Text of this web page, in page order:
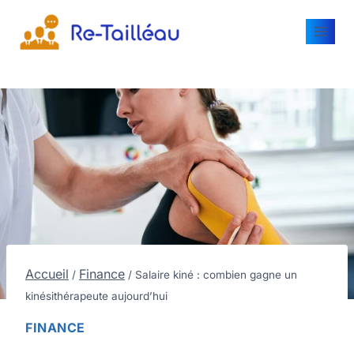
Accueil / Finance / Salaire kiné : combien gagne un
kinésithérapeute aujourd’hui
FINANCE